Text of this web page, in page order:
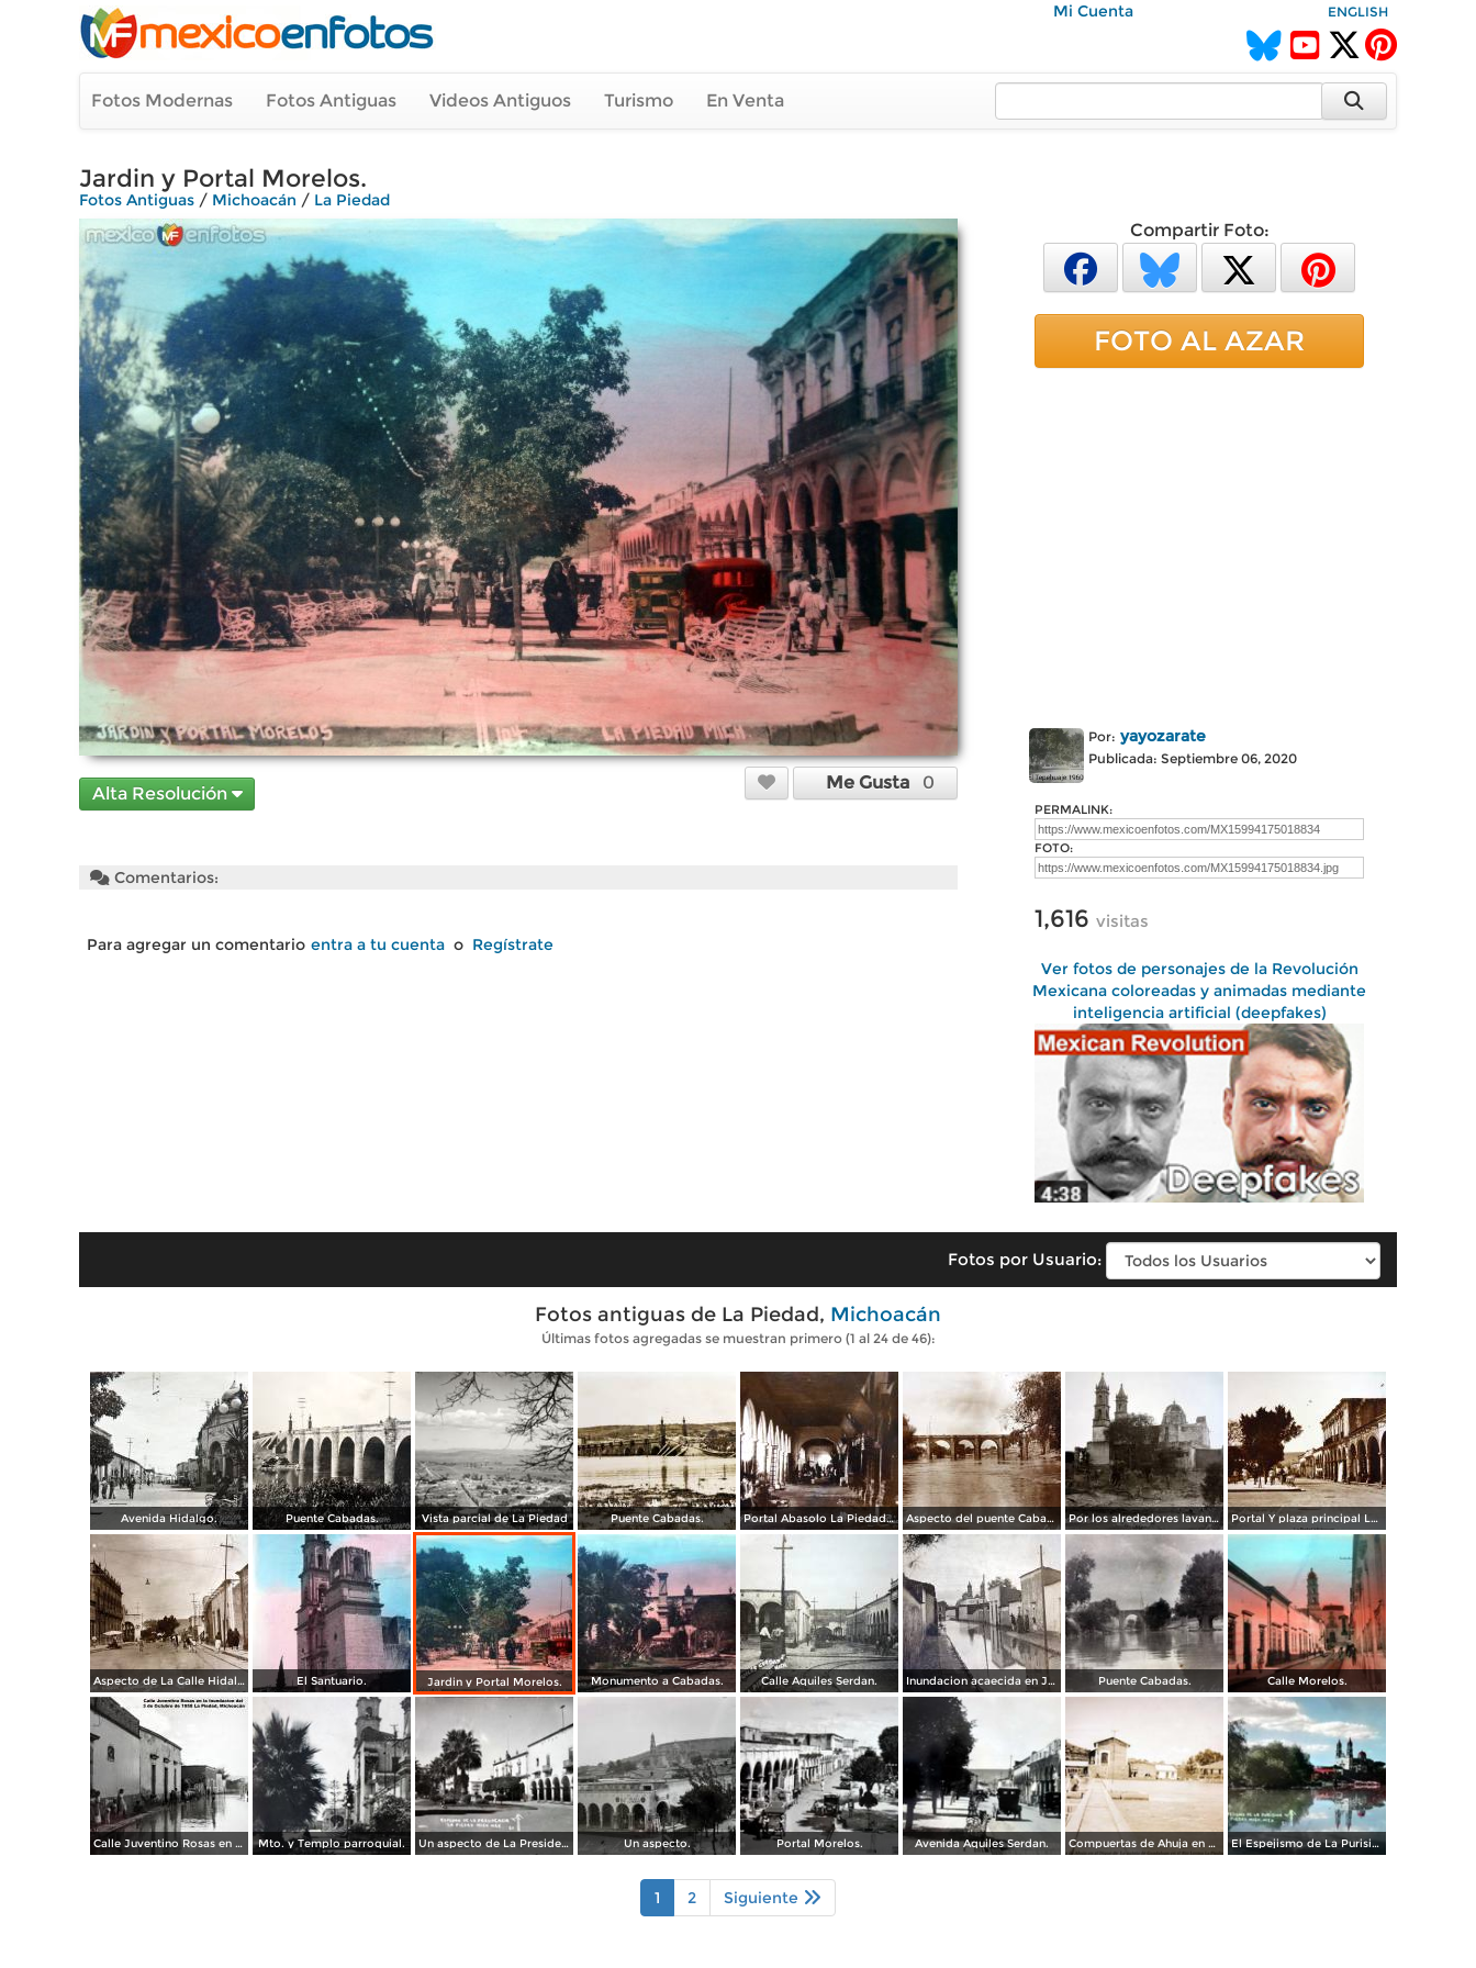
Mi Cuenta ENGLISH
Fotos Modernas Fotos Antiguas Videos Antiguos Turismo En Venta
Jardin y Portal Morelos.
Fotos Antiguas / Michoacán / La Piedad
Alta Resolución
Me Gusta 0
Comentarios:
Para agregar un comentario entra a tu cuenta o Regístrate
Compartir Foto:
FOTO AL AZAR
Por: yayozarate
Publicada: Septiembre 06, 2020
PERMALINK:
FOTO:
1,616 visitas
Ver fotos de personajes de la Revolución
Mexicana coloreadas y animadas mediante
inteligencia artificial (deepfakes)
Fotos por Usuario:
Fotos antiguas de La Piedad, Michoacán
Últimas fotos agregadas se muestran primero (1 al 24 de 46):
Avenida Hidalgo. Puente Cabadas. Vista parcial de La Piedad Puente Cabadas. Portal Abasolo La Piedad, Michoacán. Aspecto del puente Cabadas y lavanderas en la orilla del rio La Piedad, Michoacán. Por los alrededores lavanderas en el rio La Piedad, Michoacán. Portal Y plaza principal La Piedad, Michoacán.
Aspecto de La Calle Hidalgo La Piedad, Michoacán . El Santuario. Jardin y Portal Morelos. Monumento a Cabadas. Calle Aquiles Serdan. Inundacion acaecida en Julio de 1912. Puente Cabadas. Calle Morelos.
Calle Juventino Rosas en la Inundacion del 3 de Octubre de 1958 La Piedad, Michoacán Mto. y Templo parroquial. Un aspecto de La Presidencia. Un aspecto. Portal Morelos. Avenida Aquiles Serdan. Compuertas de Ahuja en el Dique de La quinta de Guadalupe en el Rio Lerma La Piedad Michoacan. El Espejismo de La Purisima
1 2 Siguiente